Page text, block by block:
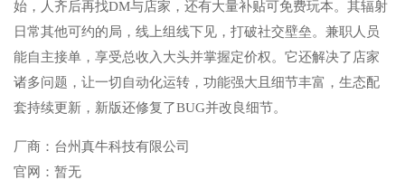
始，人齐后再找DM与店家，还有大量补贴可免费玩本。其辐射
日常其他可约的局，线上组线下见，打破社交壁垒。兼职人员
能自主接单，享受总收入大头并掌握定价权。它还解决了店家
诸多问题，让一切自动化运转，功能强大且细节丰富，生态配
套持续更新，新版还修复了BUG并改良细节。
厂商： 台州真牛科技有限公司
官网： 暂无